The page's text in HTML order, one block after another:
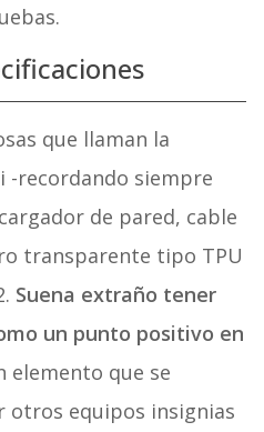
que llaman la
-recordando siempre
de pared, cable
transparente tipo TPU
Suena extraño tener
un punto positivo en
elemento que se
otros equipos insignias